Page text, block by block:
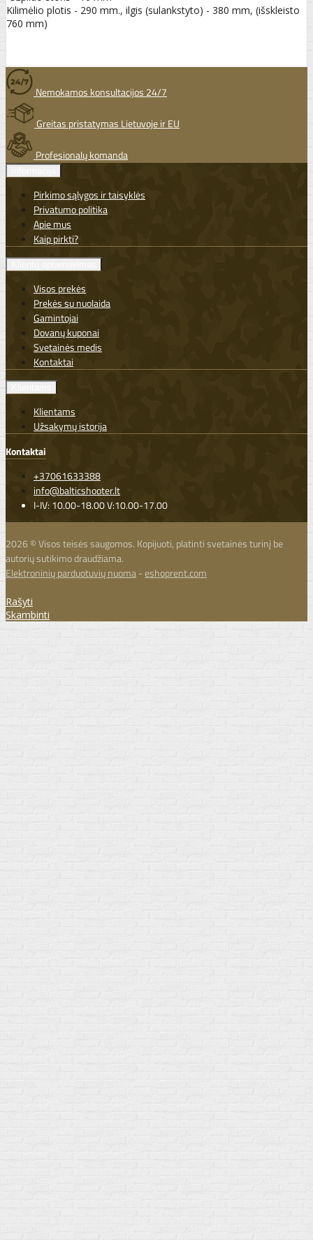
Kilimėlio plotis - 290 mm., ilgis (sulankstyto) - 380 mm, (išskleisto
760 mm)
Nemokamos konsultacijos 24/7
Greitas pristatymas Lietuvoje ir EU
Profesionalų komanda
Pirkimo sąlygos ir taisyklės
Privatumo politika
Apie mus
Kaip pirkti?
Visos prekės
Prekės su nuolaida
Gamintojai
Dovanų kuponai
Svetainės medis
Kontaktai
Klientams
Užsakymų istorija
Kontaktai
+37061633388
info@balticshooter.lt
I-IV: 10.00-18.00 V:10.00-17.00
2026 © Visos teisės saugomos. Kopijuoti, platinti svetainės turinį be
autorių sutikimo draudžiama.
Elektroninių parduotuvių nuoma-eshoprent.com
Rašyti
Skambinti